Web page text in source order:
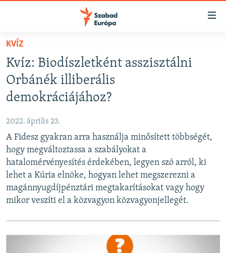
Akadálymentes
Ugrás
fő
oldalra
Ugrás
tartalomjegyzékre
keresésre
AKTUÁLIS
PODCASTOK
ELEMZŐ
NER15
SZABADON
TÁRSADALOM
DEMOKRÁCIA
EURÓPAI UNIÓ
KVÍZ
Kvíz: Biodíszletként asszisztálni
Orbánék illiberális
demokráciájához?
2022. április 23.
A Fidesz gyakran arra használja minősített többségét,
hogy megváltoztassa a szabályokat a
hatalomérvényesítés érdekében, legyen szó arról, ki
lehet a Kúria elnöke, hogyan lehet megszerezni a
magánnyugdíjpénztári megtakarításokat vagy hogy
mikor veszíti el a közvagyon közvagyonjellegét.
FELIRATKOZÁS
Feliratkozás